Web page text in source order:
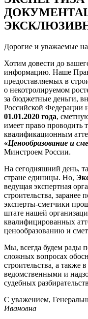
Дорогие и уважаемые
Хотим довести до
информацию. Наше
предоставляемых в
о некотролируемом
за бюджетные деньги,
Российской Федерации
01.01.2020 года,
имеет право проводить
квалификационным
«Ценообразование и
Минстроем России.
На сегодняшний день,
стране единицы. Но,
ведущая экспертная
строительства, заранее
эксперты-сметчики
штате нашей
квалифицированных
ценообразованию и
Мы, всегда будем рады
сложных вопросах
строительства, а также
ведомственными и
судебных
С уважением,
Ивановна